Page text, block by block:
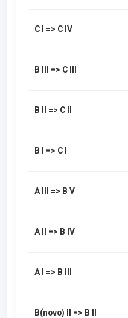
C I => C IV
B III => C III
B II => C II
B I => C I
A III => B V
A II => B IV
A I => B III
B(novo) II => B II